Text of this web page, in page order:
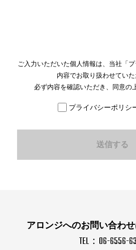
ご入力いただいた個人情報は、当社「
内容でお取り扱わせていた
必ず内容を確認いただき、同意の
プライバシーポリシ
アロンジへのお問い合わ
TEL：06-6556-